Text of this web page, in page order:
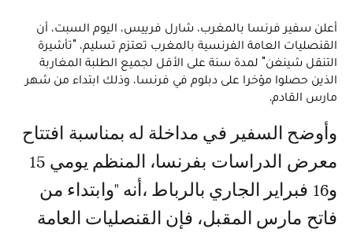
أعلن سفير فرنسا بالمغرب، شارل فرييس، اليوم السبت، أن
القنصليات العامة الفرنسية بالمغرب تعتزم تسليم، "تأشيرة
التنقل شينغن" لمدة سنة على الأقل لجميع الطلبة المغاربة
الذين حصلوا مؤخرا على دبلوم في فرنسا، وذلك ابتداء من شهر
مارس القادم.
وأوضح السفير في مداخلة له بمناسبة افتتاح
معرض الدراسات بفرنسا، المنظم يومي 15
و16 فبراير الجاري بالرباط ،أنه "وابتداء من
فاتح مارس المقبل، فإن القنصليات العامة